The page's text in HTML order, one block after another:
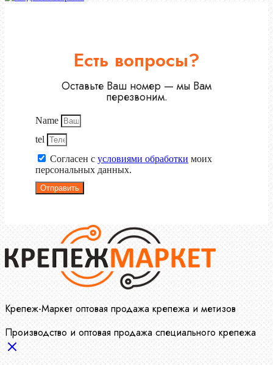
Есть вопросы?
Оставьте Ваш номер — мы Вам
перезвоним.
Name
tel
Согласен с условиями обработки моих
персональных данных.
Отправить
Крепеж-Маркет оптовая продажа крепежа и метизов
Производство и оптовая продажа специального крепежа